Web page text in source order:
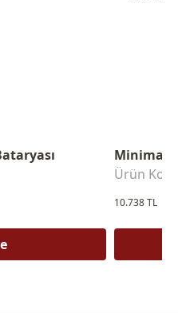
Minimax
Ürün
10.738 TL